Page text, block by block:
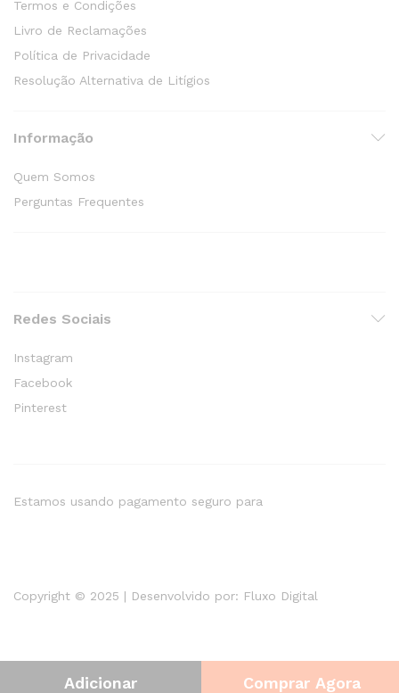
Adicionar Comprar Agora
Termos e Condições
Livro de Reclamações
Política de Privacidade
Resolução Alternativa de Litígios
Informação
Quem Somos
Perguntas Frequentes
Redes Sociais
Instagram
Facebook
Pinterest
Copyright © 2025 | Desenvolvido por: Fluxo Digital
Estamos usando pagamento seguro para